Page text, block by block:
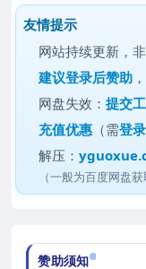
友情提示
网站持续更新，
建议登录后赞助
网盘失效：提交
充值优惠 （需登录
解压：
（一般为百度网盘获
赞助须知